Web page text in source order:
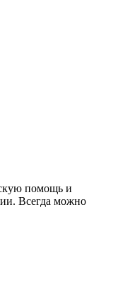
помощь и
Всегда можно